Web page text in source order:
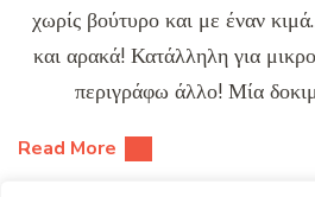
χωρίς βούτυρο και με έναν
και αρακά! Κατάλληλη για
περιγράφω άλλο! Μία
Read More